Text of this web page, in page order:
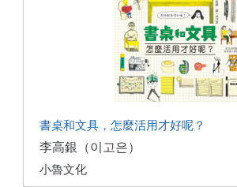
書桌和文具，怎麼活用才好呢？
李高銀（이고은）
小魯文化